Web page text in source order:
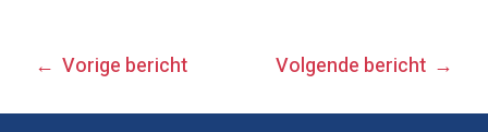
BERICHT
NAVIGATIE
Vorige bericht Volgende bericht